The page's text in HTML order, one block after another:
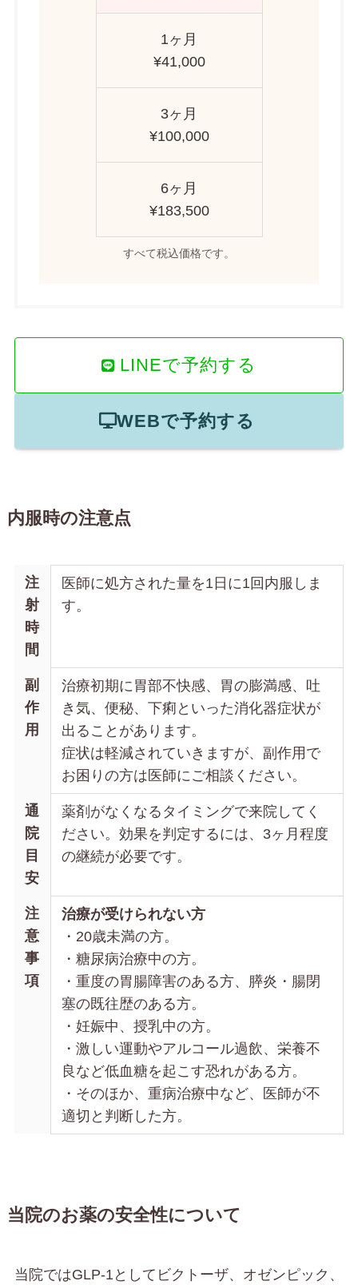
1ヶ月
¥41,000
3ヶ月
¥100,000
6ヶ月
¥183,500
すべて税込価格です。
LINEで予約する
WEBで予約する
内服時の注意点
注
射
時
間
医師に処方された量を1日に1回内服しま
す。
副
作
用
治療初期に胃部不快感、胃の膨満感、吐
き気、便秘、下痢といった消化器症状が
出ることがあります。
症状は軽減されていきますが、副作用で
お困りの方は医師にご相談ください。
通
院
目
安
薬剤がなくなるタイミングで来院してく
ださい。効果を判定するには、3ヶ月程度
の継続が必要です。
注
意
事
項
治療が受けられない方
・20歳未満の方。
・糖尿病治療中の方。
・重度の胃腸障害のある方、膵炎・腸閉
塞の既往歴のある方。
・妊娠中、授乳中の方。
・激しい運動やアルコール過飲、栄養不
良など低血糖を起こす恐れがある方。
・そのほか、重病治療中など、医師が不
適切と判断した方。
当院のお薬の安全性について
当院ではGLP-1としてビクトーザ、オゼンピック、